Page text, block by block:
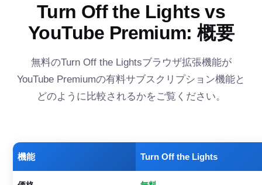
Turn Off the Lights vs
YouTube Premium: 概要
無料のTurn Off the Lightsブラウザ拡張機能が
YouTube Premiumの有料サブスクリプション機能と
どのように比較されるかをご覧ください。
機能 Turn Off the Lights